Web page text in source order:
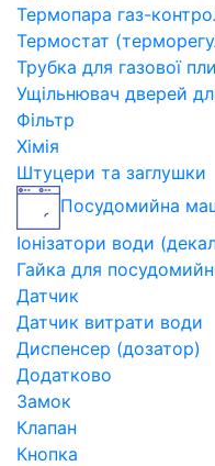
Термопара газ-
Термостат
Трубка для газової
Ущільнювач дверей
Фільтр
Хімія
Штуцери та заглушки
Посудомийна
Іонізатори води
Гайка для
Датчик
Датчик витрати води
Диспенсер (дозатор)
Додатково
Замок
Клапан
Кнопка